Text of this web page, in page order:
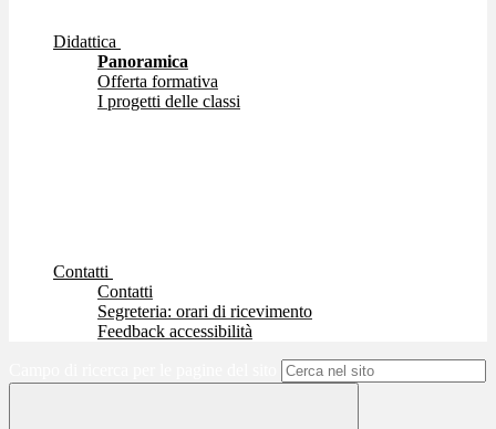
Didattica
Panoramica
Offerta formativa
I progetti delle classi
Contatti
Contatti
Segreteria: orari di ricevimento
Feedback accessibilità